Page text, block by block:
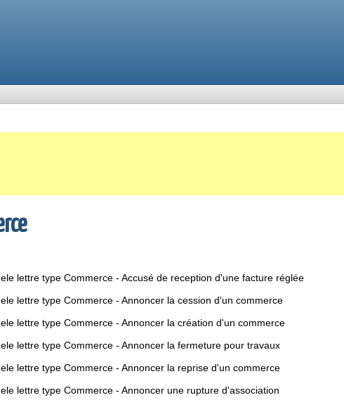
lettre type Commerce - Accusé de reception d'une facture réglée
lettre type Commerce - Annoncer la cession d'un commerce
lettre type Commerce - Annoncer la création d'un commerce
lettre type Commerce - Annoncer la fermeture pour travaux
lettre type Commerce - Annoncer la reprise d'un commerce
lettre type Commerce - Annoncer une rupture d'association